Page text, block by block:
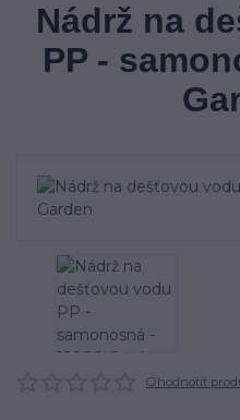
Nádrž na
PP -
Ohodnotit